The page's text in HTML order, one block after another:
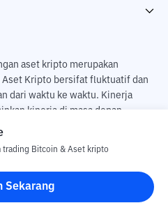
aset kripto merupakan
Kripto bersifat fluktuatif dan
dari waktu ke waktu. Kinerja
kinerja di masa depan.
dampak dari membeli dan
Indonesia (Bittime) tidak
fluktuasi dari nilai tukar Aset
trading Bitcoin & Aset kripto
Sekarang